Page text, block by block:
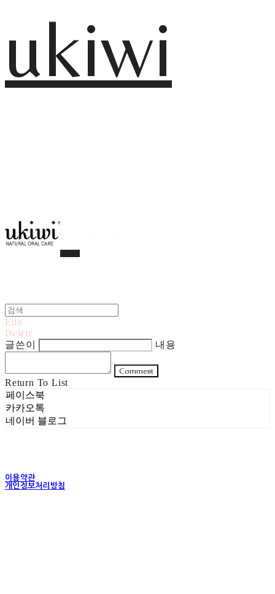
ukiwi
Edit
Delete
글쓴이
내용
Comment
Return To List
페이스북
카카오톡
네이버 블로그
이용약관
개인정보처리방침